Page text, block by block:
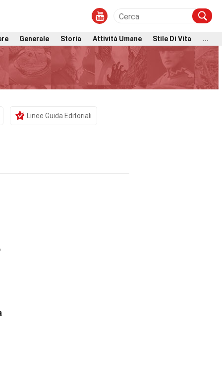
Generale Storia Attività Umane Stile Di Vita ...
Linee Guida Editoriali